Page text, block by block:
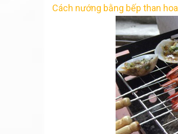
Cách nướng bằng bếp than hoa